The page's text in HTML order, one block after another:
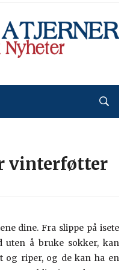
vinterføtter
dine. Fra slippe på isete
uten å bruke sokker, kan
og riper, og de kan ha en